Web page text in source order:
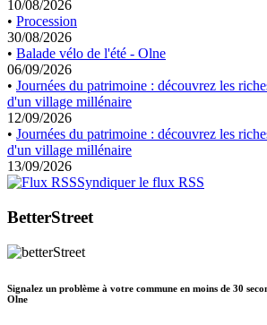
10/08/2026
• Procession
30/08/2026
• Balade vélo de l'été - Olne
06/09/2026
• Journées du patrimoine : découvrez les
d'un village millénaire
12/09/2026
• Journées du patrimoine : découvrez les
d'un village millénaire
13/09/2026
Syndiquer le flux RSS
BetterStreet
Signalez un problème à votre commune en moins de 30
Olne